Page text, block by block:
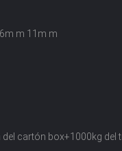
m 11m m
del cartón box+1000kg del